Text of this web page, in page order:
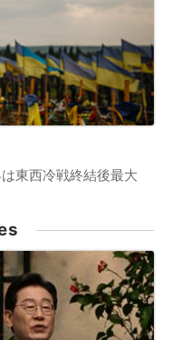
東西冷戦終結後最大